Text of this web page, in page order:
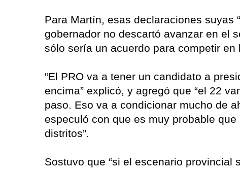
Para Martín, esas declaraciones suyas
gobernador no descartó avanzar en el
sólo sería un acuerdo para competir en
“El PRO va a tener un candidato a
encima” explicó, y agregó que “el 22
paso. Eso va a condicionar mucho de
especuló con que es muy probable
distritos”.
Sostuvo que “si el escenario provincial